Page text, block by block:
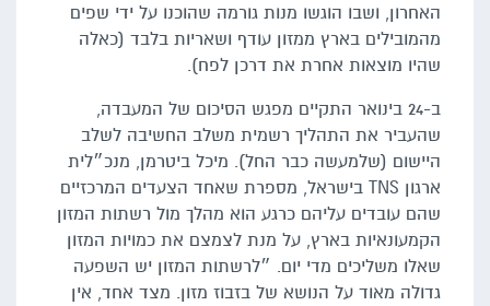
האחרון, ושבו הוגשו מנות גורמה שהוכנו על ידי שפים
מהמובילים בארץ ממזון עודף ושאריות בלבד (כאלה
שהיו מוצאות אחרת את דרכן לפח).
ב-24 בינואר התקיים מפגש הסיכום של המעבדה,
שהעביר את התהליך רשמית משלב החשיבה לשלב
היישום (שלמעשה כבר החל). מיכל ביטרמן, מנכ״לית
ארגון TNS בישראל, מספרת שאחד הצעדים המרכזיים
שהם עובדים עליהם כרגע הוא מהלך מול רשתות המזון
הקמעונאיות בארץ, על מנת לצמצם את כמויות המזון
שאלו משליכים מדי יום. ״לרשתות המזון יש השפעה
גדולה מאוד על הנושא של בזבוז מזון. מצד אחד, אין